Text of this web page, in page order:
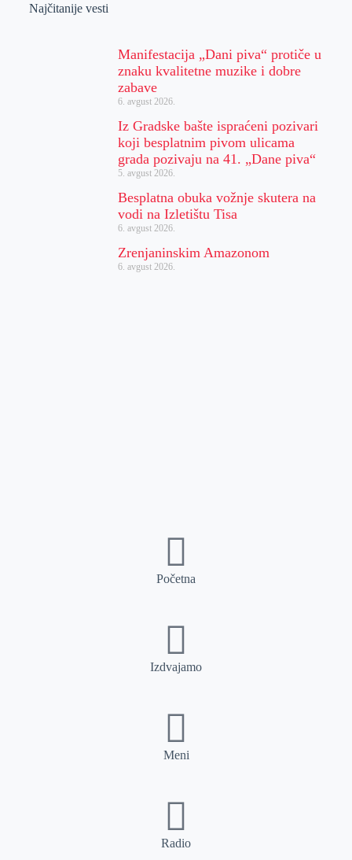
Najčitanije vesti
Manifestacija „Dani piva“ protiče u
znaku kvalitetne muzike i dobre
zabave
6. avgust 2026.
Iz Gradske bašte ispraćeni pozivari
koji besplatnim pivom ulicama
grada pozivaju na 41. „Dane piva“
5. avgust 2026.
Besplatna obuka vožnje skutera na
vodi na Izletištu Tisa
6. avgust 2026.
Zrenjaninskim Amazonom
6. avgust 2026.
Početna
Izdvajamo
Meni
Radio